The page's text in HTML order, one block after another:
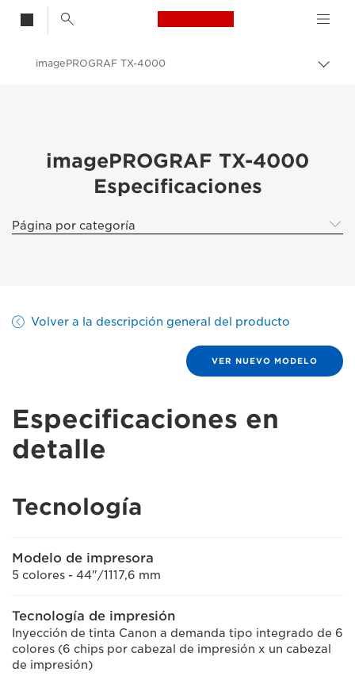
Canon Logo, back
Productos para empresa
High-Quality Large Format Printers for CAD/GIS and Stunning Graphics
imagePROGRAF TX-4000
imagePROGRAF TX-4000
Especificaciones
Página por categoría
Volver a la descripción general del producto
VER NUEVO MODELO
Especificaciones en
detalle
Tecnología
Modelo de impresora
5 colores - 44"/1117,6 mm
Tecnología de impresión
Inyección de tinta Canon a demanda tipo integrado de 6
colores (6 chips por cabezal de impresión x un cabezal
de impresión)